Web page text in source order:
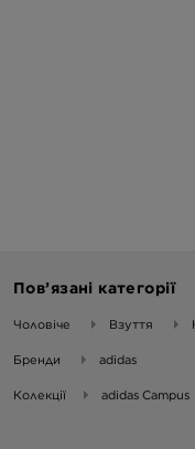
Пов’язані категорії
Чоловіче Взуття
Бренди adidas
Колекції adidas Campus